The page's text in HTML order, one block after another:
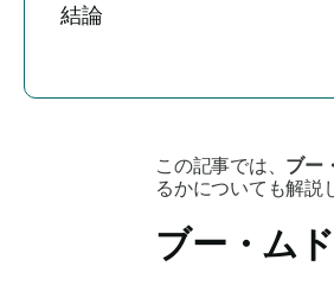
結論
この記事では、 ブー・
るかについても解説
ブー・ム